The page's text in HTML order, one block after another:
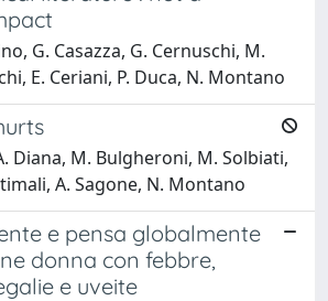
G. Casazza, G. Cernuschi, M.
E. Ceriani, P. Duca, N. Montano
Diana, M. Bulgheroni, M. Solbiati,
A. Sagone, N. Montano
e pensa globalmente
donna con febbre,
e uveite